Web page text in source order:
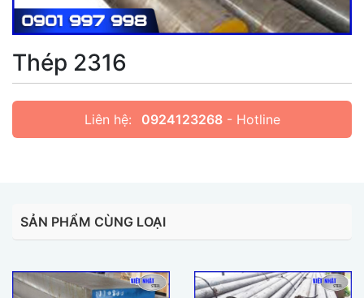
Thép 2316
Liên hệ: 0924123268- Hotline
SẢN PHẨM CÙNG LOẠI